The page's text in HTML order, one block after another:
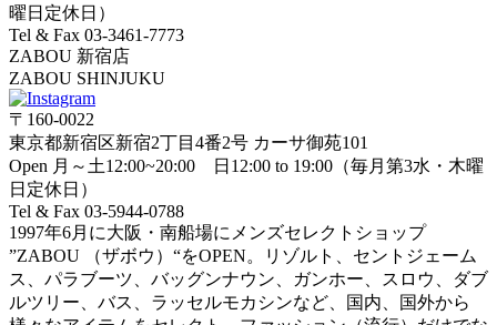
曜日定休日）
Tel & Fax 03-3461-7773
ZABOU 新宿店
ZABOU SHINJUKU
〒160-0022
東京都新宿区新宿2丁目4番2号 カーサ御苑101
Open 月～土12:00~20:00 日12:00 to 19:00（毎月第3水・木曜
日定休日）
Tel & Fax 03-5944-0788
1997年6月に大阪・南船場にメンズセレクトショップ
”ZABOU （ザボウ）“をOPEN。リゾルト、セントジェーム
ス、パラブーツ、バッグンナウン、ガンホー、スロウ、ダブ
ルツリー、バス、ラッセルモカシンなど、国内、国外から